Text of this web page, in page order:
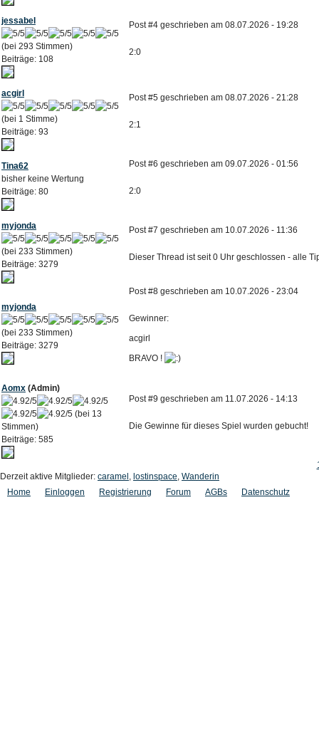
jessabel
(bei 293 Stimmen)
Beiträge: 108
Post #4 geschrieben am 08.07.2026 - 19:28
2:0
acgirl
(bei 1 Stimme)
Beiträge: 93
Post #5 geschrieben am 08.07.2026 - 21:28
2:1
Tina62
bisher keine Wertung
Beiträge: 80
Post #6 geschrieben am 09.07.2026 - 01:56
2:0
myjonda
(bei 233 Stimmen)
Beiträge: 3279
Post #7 geschrieben am 10.07.2026 - 11:36
Dieser Thread ist seit 0 Uhr geschlossen - alle
myjonda
(bei 233 Stimmen)
Beiträge: 3279
Post #8 geschrieben am 10.07.2026 - 23:04
Gewinner:
acgirl
BRAVO !
Aomx (Admin)
(bei 13
Stimmen)
Beiträge: 585
Post #9 geschrieben am 11.07.2026 - 14:13
Die Gewinne für dieses Spiel wurden gebucht!
Derzeit aktive Mitglieder: caramel , lostinspace, Wanderin
Home
Einloggen Registrierung Forum AGBs Datenschutz